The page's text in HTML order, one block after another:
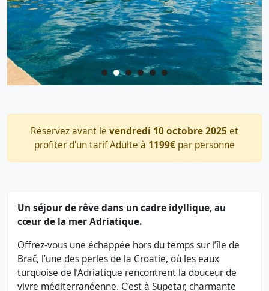
Réservez avant le vendredi 10 octobre 2025 et
profiter d'un tarif Adulte à 1199€ par personne
Un séjour de rêve dans un cadre idyllique, au
cœur de la mer Adriatique.
Offrez-vous une échappée hors du temps sur l’île de
Brač, l’une des perles de la Croatie, où les eaux
turquoise de l’Adriatique rencontrent la douceur de
vivre méditerranéenne. C’est à Supetar, charmante